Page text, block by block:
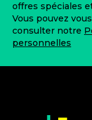
offres spéciales
Vous pouvez
consulter notre
personnelles